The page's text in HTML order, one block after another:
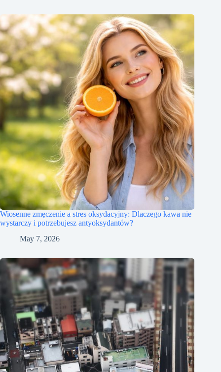
Wiosenne zmęczenie a stres oksydacyjny: Dlaczego kawa nie
wystarczy i potrzebujesz antyoksydantów?
May 7, 2026